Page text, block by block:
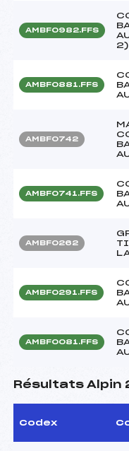
AMBF0982.FFS
2)
AMBF0881.FFS
AMBF0742
AMBF0741.FFS
AMBF0262
AMBF0291.FFS
AMBF0081.FFS
Résultats Alpin
Codex